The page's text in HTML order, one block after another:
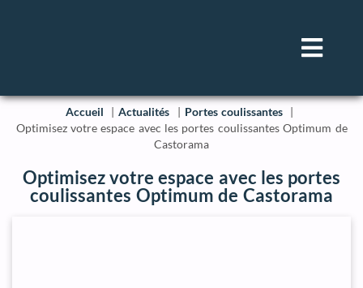
Accueil Actualités
Portes coulissantes
Optimisez votre espace avec les portes coulissantes Optimum de
Castorama
Optimisez votre espace avec les portes
coulissantes Optimum de Castorama